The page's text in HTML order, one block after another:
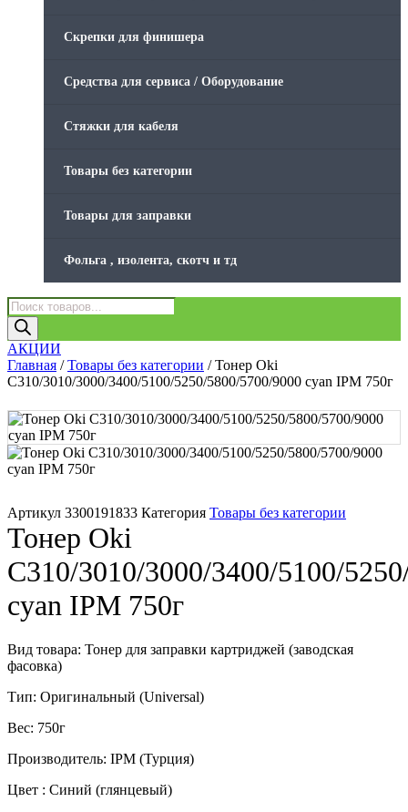
Скрепки для финишера
Средства для сервиса / Оборудование
Стяжки для кабеля
Товары без категории
Товары для заправки
Фольга , изолента, скотч и тд
Поиск
товаров
АКЦИИ
Главная /Товары без категории / Тонер Oki
C310/3010/3000/3400/5100/5250/5800/5700/9000 cyan IPM 750г
Артикул 3300191833 Категория Товары без категории
Тонер Oki
C310/3010/3000/3400/5100/
cyan IPM 750г
Вид товара: Тонер для заправки картриджей (заводская
фасовка)
Тип: Оригинальный (Universal)
Вес: 750г
Производитель: IPM (Турция)
Цвет : Синий (глянцевый)